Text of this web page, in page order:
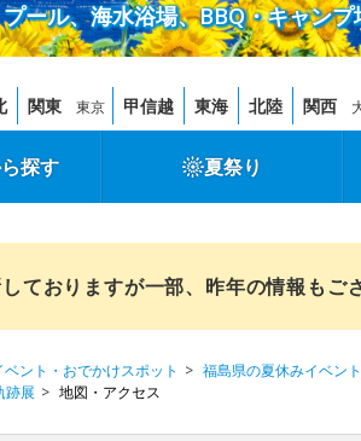
ール、海水浴場、BBQ・キャン
関東 東京 甲信越 東海 北陸 関西
探す 夏祭り
ておりますが一部、昨年の情報もご
ント・おでかけスポット 福島県の夏休みイベン
跡展
地図・アクセス